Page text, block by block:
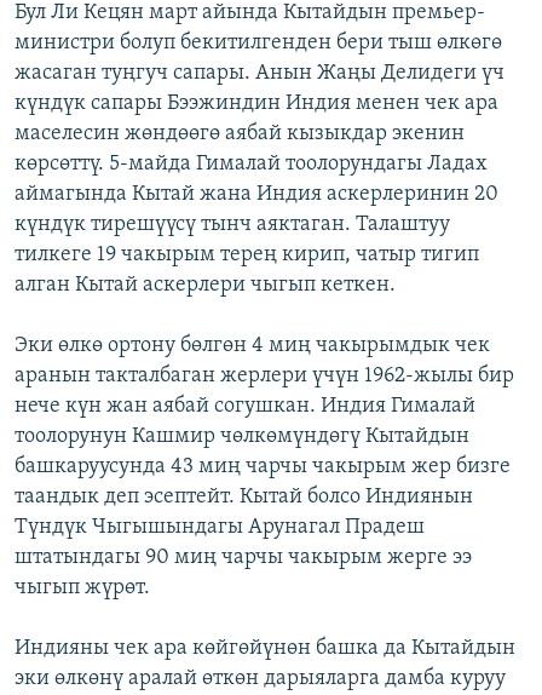
Бул Ли Кецян март айында Кытайдын премьер-
министри болуп бекитилгенден бери тыш өлкөгө
жасаган туңгуч сапары. Анын Жаңы Делидеги үч
күндүк сапары Бээжиндин Индия менен чек ара
маселесин жөндөөгө аябай кызыкдар экенин
көрсөттү. 5-майда Гималай тоолорундагы Ладах
аймагында Кытай жана Индия аскерлеринин 20
күндүк тирешүүсү тынч аяктаган. Талаштуу
тилкеге 19 чакырым терең кирип, чатыр тигип
алган Кытай аскерлери чыгып кеткен.
Эки өлкө ортону бөлгөн 4 миң чакырымдык чек
аранын такталбаган жерлери үчүн 1962-жылы бир
нече күн жан аябай согушкан. Индия Гималай
тоолорунун Кашмир чөлкөмүндөгү Кытайдын
башкаруусунда 43 миң чарчы чакырым жер бизге
таандык деп эсептейт. Кытай болсо Индиянын
Түндүк Чыгышындагы Арунагал Прадеш
штатындагы 90 миң чарчы чакырым жерге ээ
чыгып жүрөт.
Индияны чек ара көйгөйүнөн башка да Кытайдын
эки өлкөнү аралай өткөн дарыяларга дамба куруу